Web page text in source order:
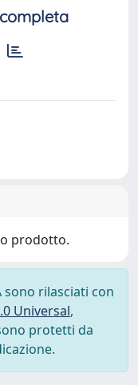
prodotto.
sono rilasciati con
Universal,
protetti da